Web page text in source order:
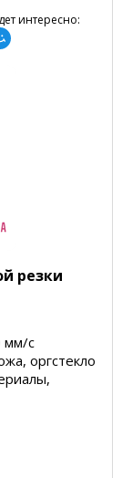
интересно:
резки
мм/с
оргстекло